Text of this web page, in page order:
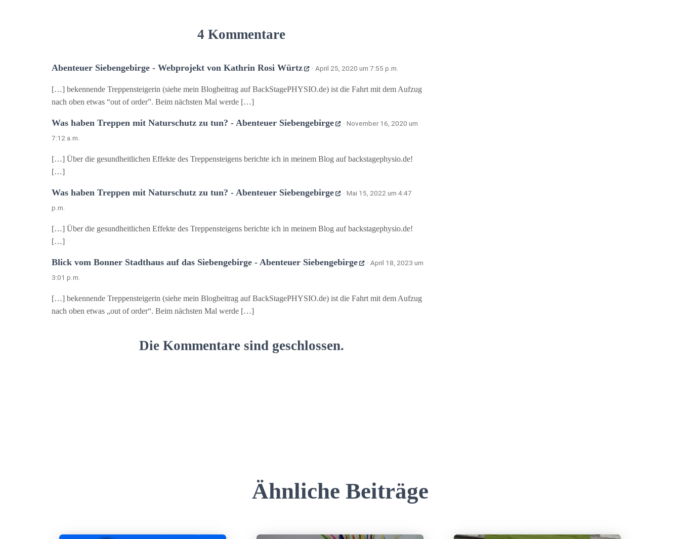
4 Kommentare
Abenteuer Siebengebirge - Webprojekt von Kathrin Rosi Würtz · April 25, 2020 um 7:55 p.m.
[…] bekennende Treppensteigerin (siehe mein Blogbeitrag auf BackStagePHYSIO.de) ist die Fahrt mit dem Aufzug
nach oben etwas “out of order”. Beim nächsten Mal werde […]
Was haben Treppen mit Naturschutz zu tun? - Abenteuer Siebengebirge
· November 16, 2020 um
7:12 a.m.
[…] Über die gesundheitlichen Effekte des Treppensteigens berichte ich in meinem Blog auf backstagephysio.de!
[…]
Was haben Treppen mit Naturschutz zu tun? - Abenteuer Siebengebirge
· Mai 15, 2022 um 4:47
p.m.
[…] Über die gesundheitlichen Effekte des Treppensteigens berichte ich in meinem Blog auf backstagephysio.de!
[…]
Blick vom Bonner Stadthaus auf das Siebengebirge - Abenteuer Siebengebirge
· April 18, 2023 um
3:01 p.m.
[…] bekennende Treppensteigerin (siehe mein Blogbeitrag auf BackStagePHYSIO.de) ist die Fahrt mit dem Aufzug
nach oben etwas „out of order“. Beim nächsten Mal werde […]
Die Kommentare sind geschlossen.
Ähnliche Beiträge